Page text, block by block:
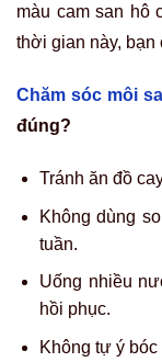
màu cam san hô
thời gian này, bạn
Chăm sóc môi
đúng?
Tránh ăn đồ
Không dùng
tuần.
Uống nhiều
hồi phục.
Không tự ý